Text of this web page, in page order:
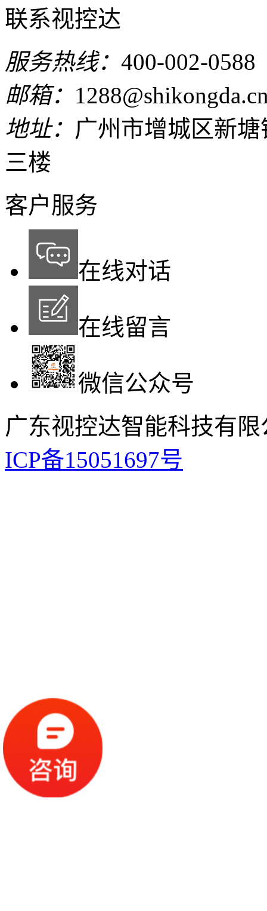
联系视控达
服务热线： 400-002-0588
邮箱：
地址： 广州市增城区新
三楼
客户服务
在线对话
在线留言
微信公众号
广东视控达智能科技
ICP备15051697号